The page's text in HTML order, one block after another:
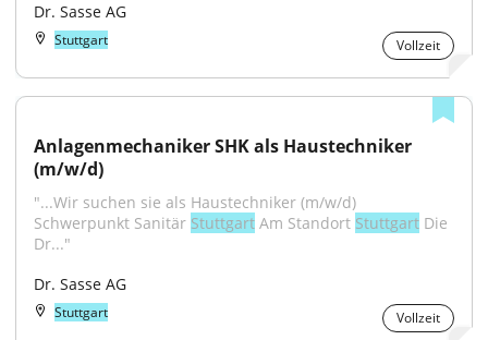
Dr. Sasse AG
Stuttgart Vollzeit
Anlagenmechaniker SHK als Haustechniker
(m/w/d)
"...Wir suchen sie als Haustechniker (m/w/d)
Schwerpunkt Sanitär Stuttgart Am Standort Stuttgart Die
Dr..."
Dr. Sasse AG
Stuttgart Vollzeit